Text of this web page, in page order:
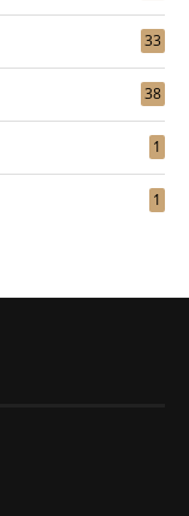
33
38
1
1